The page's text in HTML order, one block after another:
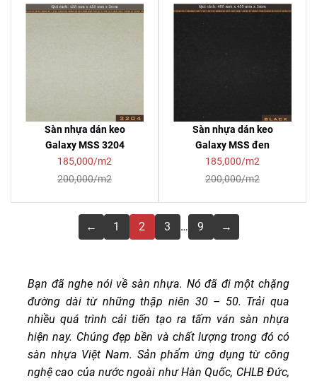
Sàn nhựa dán keo
Galaxy MSS 3204
185,000/m2
200,000/m2
Sàn nhựa dán keo
Galaxy MSS đen
185,000/m2
200,000/m2
← 1 2 3 … 9 →
Bạn đã nghe nói về sàn nhựa. Nó đã đi một chặng
đường dài từ những thập niên 30 – 50. Trải qua
nhiều quá trình cải tiến tạo ra tấm ván sàn nhựa
hiện nay. Chúng đẹp bền và chất lượng trong đó có
sàn nhựa Việt Nam. Sản phẩm ứng dụng từ công
nghệ cao của nước ngoài như Hàn Quốc, CHLB Đức,